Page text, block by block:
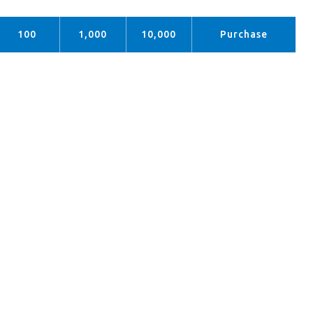
100 1,000 10,000 Purchase